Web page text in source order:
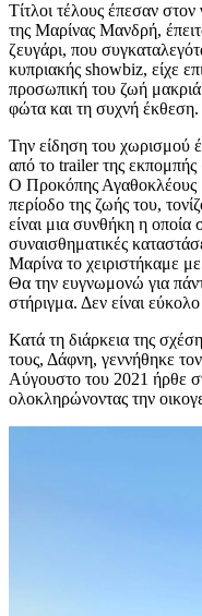
Τίτλοι τέλους έπεσαν
της Μαρίνας Μανδρή,
ζευγάρι, που
κυπριακής showbiz, είχε
προσωπική του ζωή
φώτα και τη συχνή έκθεση.
Την είδηση του χωρισμού
από το trailer της
Ο Προκόπης Αγαθοκλέους
περίοδο της ζωής του,
είναι μια συνθήκη η οποία
συναισθηματικές
Μαρίνα το χειριστήκαμε
Θα την ευγνωμονώ για
στήριγμα. Δεν είναι
Κατά τη διάρκεια της
τους, Δάφνη, γεννήθηκε
Αύγουστο του 2021 ήρθε
ολοκληρώνοντας την